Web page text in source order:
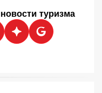
туризма